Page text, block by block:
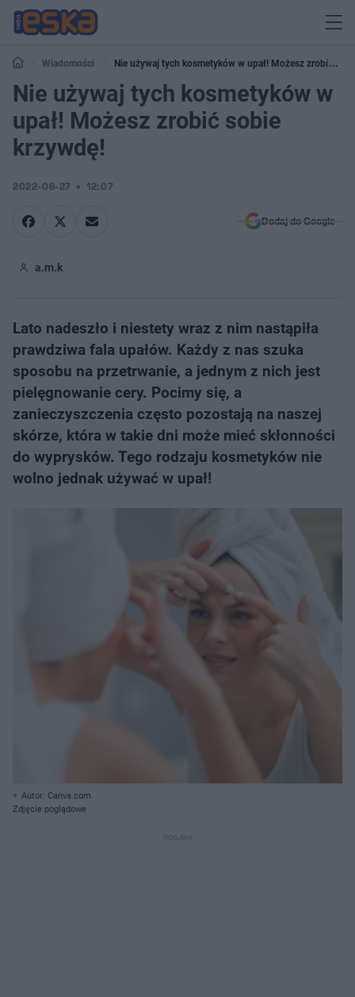
Wiadomości
Nie używaj tych kosmetyków w upał! Możesz zrobić
sobie krzywdę!
Nie używaj tych kosmetyków w
upał! Możesz zrobić sobie
krzywdę!
2022-06-27 12:07
Dodaj do Google
a.m.k
Lato nadeszło i niestety wraz z nim nastąpiła
prawdziwa fala upałów. Każdy z nas szuka
sposobu na przetrwanie, a jednym z nich jest
pielęgnowanie cery. Pocimy się, a
zanieczyszczenia często pozostają na naszej
skórze, która w takie dni może mieć skłonności
do wyprysków. Tego rodzaju kosmetyków nie
wolno jednak używać w upał!
Autor: Canva.com
Zdjęcie poglądowe